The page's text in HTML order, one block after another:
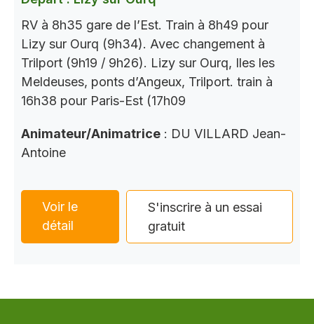
RV à 8h35 gare de l’Est. Train à 8h49 pour
Lizy sur Ourq (9h34). Avec changement à
Trilport (9h19 / 9h26). Lizy sur Ourq, Iles les
Meldeuses, ponts d’Angeux, Trilport. train à
16h38 pour Paris-Est (17h09
Animateur/Animatrice : DU VILLARD Jean-
Antoine
Voir le
détail
S'inscrire à un essai
gratuit